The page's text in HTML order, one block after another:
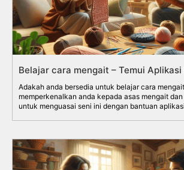
Belajar cara mengait – Temui Aplikasi
Adakah anda bersedia untuk belajar cara
memperkenalkan anda kepada asas mengait
untuk menguasai seni ini dengan bantuan